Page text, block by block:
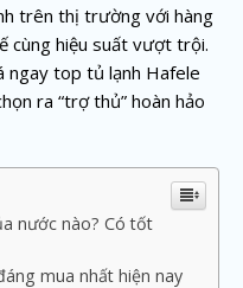
trên thị trường với hàng
cùng hiệu suất vượt trội.
ngay top tủ lạnh Hafele
ra “trợ thủ” hoàn hảo
nước nào? Có tốt
mua nhất hiện nay